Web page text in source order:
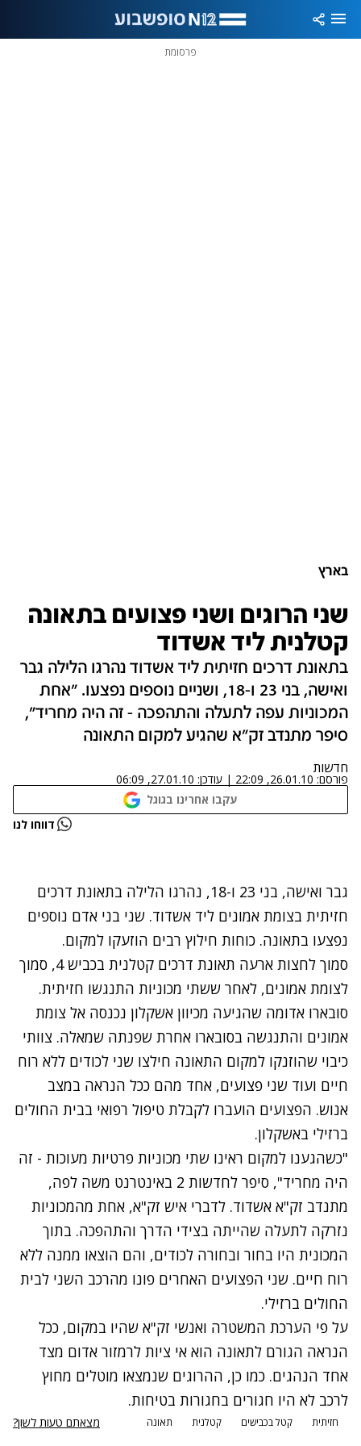
פרסומת
בארץ
שני הרוגים ושני פצועים בתאונה
קטלנית ליד אשדוד
בתאונת דרכים חזיתית ליד אשדוד נהרגו הלילה גבר
ואישה, בני 23 ו-18, ושניים נוספים נפצעו. "אחת
המכוניות עפה לתעלה והתהפכה - זה היה מחריד",
סיפר מתנדב זק"א שהגיע למקום התאונה
חדשות
פורסם: 26.01.10, 22:09
| עודכן: 27.01.10, 06:09
עקבו אחרינו בגוגל
נתקלנו בבעיה דווחו לנו
גבר ואישה, בני 23 ו-18, נהרגו הלילה בתאונת דרכים
חזיתית בצומת אמונים ליד אשדוד. שני בני אדם נוספים
נפצעו בתאונה. כוחות חילוץ רבים הוזעקו למקום.
סמוך לחצות ארעה תאונת דרכים קטלנית בכביש 4, סמוך
לצומת אמונים, לאחר ששתי מכוניות התנגשו חזיתית.
סובארו אדומה שהגיעה מכיוון אשקלון נכנסה אל צומת
אמונים והתנגשה בסובארו אחרת שפנתה שמאלה. צוותי
כיבוי שהוזנקו למקום התאונה חילצו שני לכודים ללא רוח
חיים ועוד שני פצועים, אחד מהם ככל הנראה במצב
אנוש. הפצועים הועברו לקבלת טיפול רפואי בבית החולים
ברזילי באשקלון.
"כשהגענו למקום ראינו שתי מכוניות פרטיות מעוכות - זה
היה מחריד", סיפר לחדשות 2 באינטרנט משה לפה,
מתנדב זק"א אשדוד. לדברי איש זק"א, אחת מהמכוניות
נזרקה לתעלה שהייתה בצידי הדרך והתהפכה. בתוך
המכונית היו בחור ובחורה לכודים, והם הוצאו ממנה ללא
רוח חיים. שני הפצועים האחרים פונו מהרכב השני לבית
החולים ברזילי.
על פי הערכת המשטרה ואנשי זק"א שהיו במקום, ככל
הנראה הגורם לתאונה הוא אי ציות לרמזור אדום מצד
אחד הנהגים. כמו כן, ההרוגים שנמצאו מוטלים מחוץ
לרכב לא היו חגורים בחגורות בטיחות.
חזיתית קטל בכבישים קטלנית תאונה מצאתם טעות לשון?